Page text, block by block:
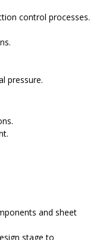
control processes.
pressure.
and sheet
stage to